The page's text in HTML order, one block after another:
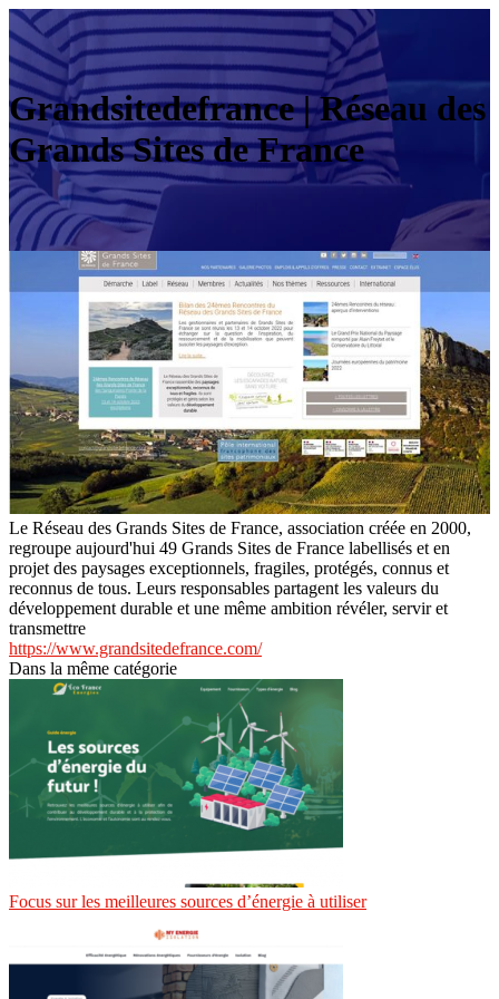
Grandsite­defran­ce | Réseau des
Grands Sites de France
Le Réseau des Grands Sites de France, association créée en 2000,
regroupe aujourd'hui 49 Grands Sites de France labellisés et en
projet des paysages exceptionnels, fragiles, protégés, connus et
reconnus de tous. Leurs responsables partagent les valeurs du
développement durable et une même ambition révéler, servir et
transmettre
https://www.grandsitedefrance.com/
Dans la même catégorie
Focus sur les meilleures sources d’énergie à utiliser